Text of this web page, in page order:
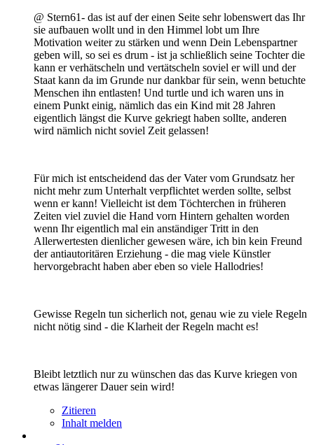
@ Stern61- das ist auf der einen Seite sehr lobenswert das Ihr
sie aufbauen wollt und in den Himmel lobt um Ihre
Motivation weiter zu stärken und wenn Dein Lebenspartner
geben will, so sei es drum - ist ja schließlich seine Tochter die
kann er verhätscheln und vertätscheln soviel er will und der
Staat kann da im Grunde nur dankbar für sein, wenn betuchte
Menschen ihn entlasten! Und turtle und ich waren uns in
einem Punkt einig, nämlich das ein Kind mit 28 Jahren
eigentlich längst die Kurve gekriegt haben sollte, anderen
wird nämlich nicht soviel Zeit gelassen!
Für mich ist entscheidend das der Vater vom Grundsatz her
nicht mehr zum Unterhalt verpflichtet werden sollte, selbst
wenn er kann! Vielleicht ist dem Töchterchen in früheren
Zeiten viel zuviel die Hand vorn Hintern gehalten worden
wenn Ihr eigentlich mal ein anständiger Tritt in den
Allerwertesten dienlicher gewesen wäre, ich bin kein Freund
der antiautoritären Erziehung - die mag viele Künstler
hervorgebracht haben aber eben so viele Hallodries!
Gewisse Regeln tun sicherlich not, genau wie zu viele Regeln
nicht nötig sind - die Klarheit der Regeln macht es!
Bleibt letztlich nur zu wünschen das das Kurve kriegen von
etwas längerer Dauer sein wird!
Zitieren
Inhalt melden